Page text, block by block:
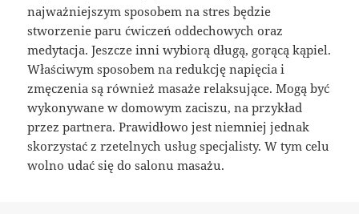
najważniejszym sposobem na stres będzie
stworzenie paru ćwiczeń oddechowych oraz
medytacja. Jeszcze inni wybiorą długą, gorącą kąpiel.
Właściwym sposobem na redukcję napięcia i
zmęczenia są również masaże relaksujące. Mogą być
wykonywane w domowym zaciszu, na przykład
przez partnera. Prawidłowo jest niemniej jednak
skorzystać z rzetelnych usług specjalisty. W tym celu
wolno udać się do salonu masażu.